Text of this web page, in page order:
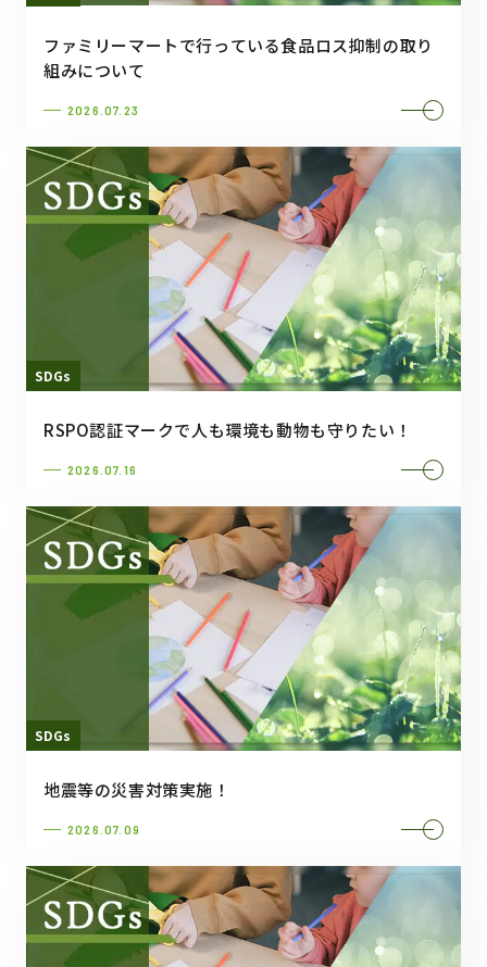
ファミリーマートで行っている食品ロス抑制の取り
組みについて
2026.07.23
SDGs
RSPO認証マークで人も環境も動物も守りたい！
2026.07.16
SDGs
地震等の災害対策実施！
2026.07.09